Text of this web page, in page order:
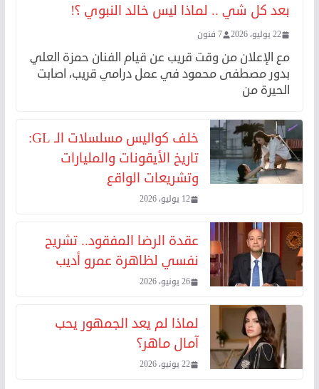
بعد كل شي .. لماذا ليس خالد النبوي ؟!
22 يوليو، 2026 7 فنون
مع الإعلان من وقت قريب عن قيام الفنان حمزة العلي
بدور مصطفى محمود في عمل درامي قريب، اصابت
الحيرة من
خلف كواليس مسلسلات الـ GL:
تاريخ الأيقونات والمليارات
وتشريعات الواقع
12 يوليو، 2026
عقدة الرضا المفقود.. تشريح
نفسي لظاهرة عمرو أديب
26 يونيو، 2026
لماذا لم يعد الجمهور يحب
آمال ماهر؟
22 يونيو، 2026